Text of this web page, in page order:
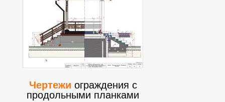
Чертежи ограждения с
продольными планками